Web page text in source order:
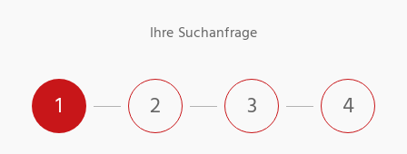
Ihre Suchanfrage
1 2 3 4